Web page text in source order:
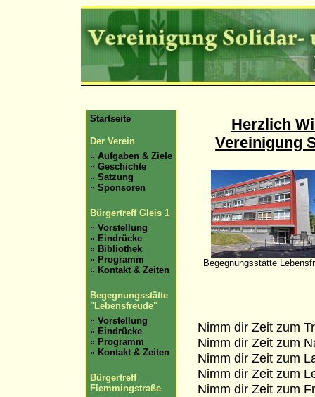
Startseite
Der Verein
Aufgaben & Ziele
Geschichte
Satzung
Sponsoren
Bürgertreff Gleis 1
Vorstellung
Eindrücke
Bibliothek
Programm
Kontakt & Zeiten
Begegnungsstätte
"Lebensfreude"
Vorstellung
Eindrücke
Programm
Kontakt & Zeiten
Bürgertreff
Flemmingstraße
Herzlich
Vereinigung
Begegnungsstätte
Nimm dir Zeit zum
Nimm dir Zeit zum
Nimm dir Zeit zum
Nimm dir Zeit zum
Nimm dir Zeit zum